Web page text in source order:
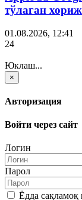
тўлаган
01.08.2026, 12:41
24
Юклаш...
×
Авторизация
Войти через сайт
Логин
Парол
Ёдда сақламоқ